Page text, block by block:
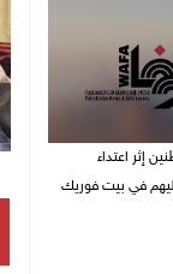
مواطنين إثر اعتداء
في بيت فوريك